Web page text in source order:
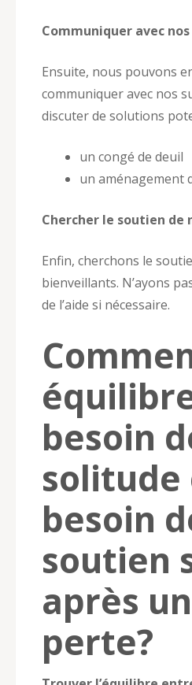
Communiquer avec
Ensuite, nous pouvons
communiquer avec nos
discuter de solutions
un congé de deuil
un aménagement
Chercher le soutien de
Enfin, cherchons le
bienveillants. N’ayons
de l’aide si nécessaire.
besoin
solitude
besoin
soutien
après
perte?